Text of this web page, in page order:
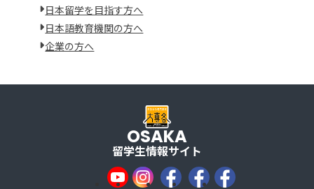
日本留学を目指す方へ
日本語教育機関の方へ
企業の方へ
OSAKA
留学生情報サイト